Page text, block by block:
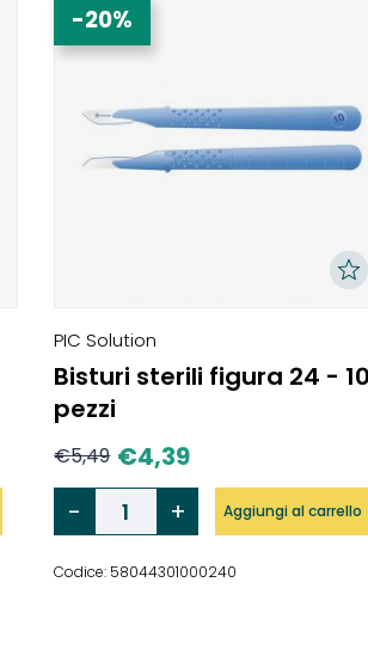
-20%
PIC Solution
Bisturi sterili figura 24 - 10
pezzi
€5,49 €4,39
Aggiungi al carrello
Codice: 58044301000240